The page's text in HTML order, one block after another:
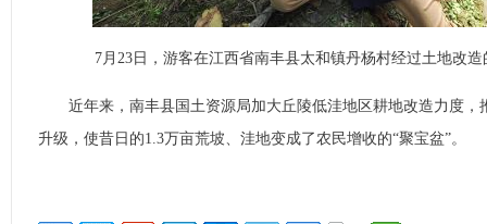
7月23日，游客在江西省南丰县太和镇丹杨村经过土地改
近年来，南丰县国土资源局加大丘陵低洼地区耕地改造力度，
升级，使昔日的1.3万亩荒坡、洼地变成了农民增收的“聚宝盆”。